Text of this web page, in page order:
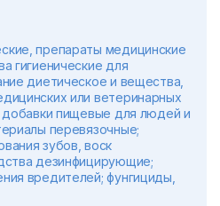
препараты медицинские
гигиенические для
диетическое и вещества,
или ветеринарных
добавки пищевые для людей и
перевязочные;
зубов, воск
дезинфицирующие;
вредителей; фунгициды,